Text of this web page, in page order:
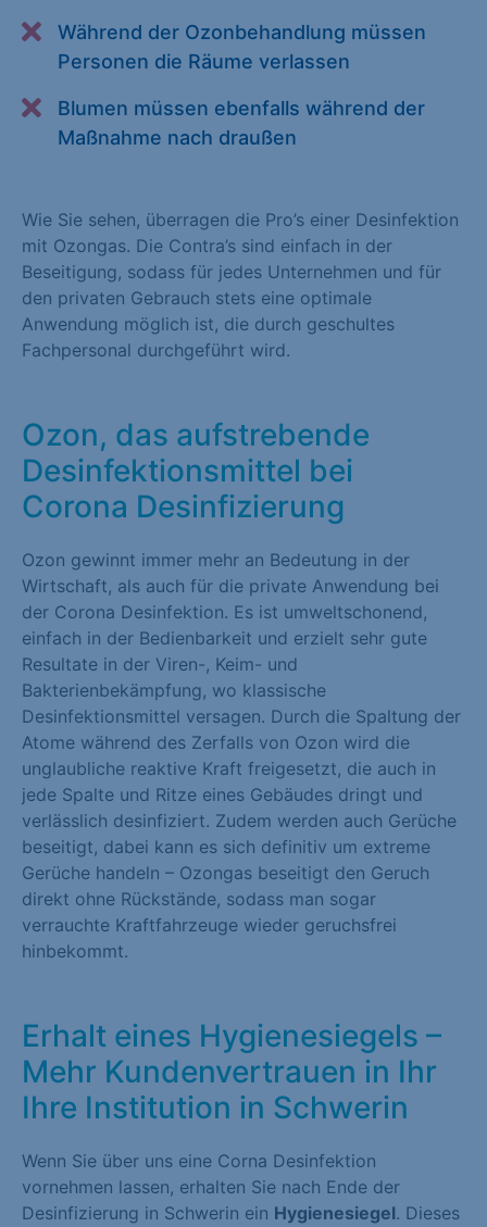
Während der Ozonbehandlung müssen
Personen die Räume verlassen
Blumen müssen ebenfalls während der
Maßnahme nach draußen
Wie Sie sehen, überragen die Pro’s einer Desinfektion
mit Ozongas. Die Contra’s sind einfach in der
Beseitigung, sodass für jedes Unternehmen und für
den privaten Gebrauch stets eine optimale
Anwendung möglich ist, die durch geschultes
Fachpersonal durchgeführt wird.
Ozon, das aufstrebende
Desinfektionsmittel bei
Corona Desinfizierung
Ozon gewinnt immer mehr an Bedeutung in der
Wirtschaft, als auch für die private Anwendung bei
der Corona Desinfektion. Es ist umweltschonend,
einfach in der Bedienbarkeit und erzielt sehr gute
Resultate in der Viren-, Keim- und
Bakterienbekämpfung, wo klassische
Desinfektionsmittel versagen. Durch die Spaltung der
Atome während des Zerfalls von Ozon wird die
unglaubliche reaktive Kraft freigesetzt, die auch in
jede Spalte und Ritze eines Gebäudes dringt und
verlässlich desinfiziert. Zudem werden auch Gerüche
beseitigt, dabei kann es sich definitiv um extreme
Gerüche handeln – Ozongas beseitigt den Geruch
direkt ohne Rückstände, sodass man sogar
verrauchte Kraftfahrzeuge wieder geruchsfrei
hinbekommt.
Erhalt eines Hygienesiegels –
Mehr Kundenvertrauen in Ihr
Ihre Institution in Schwerin
Wenn Sie über uns eine Corna Desinfektion
vornehmen lassen, erhalten Sie nach Ende der
Desinfizierung in Schwerin ein Hygienesiegel. Dieses
Alle akzeptieren Speichern
Zurück
Essenziell (1)
Cookie-Informationen anzeigen
Statistiken (1)
Statistik Cookies erfassen Informationen anonym. Diese
Informationen helfen uns zu verstehen, wie unsere Besucher
unsere Besucher unsere Website nutzen.
Cookie-Informationen anzeigen
Marketing (1)
Marketing-Cookies werden von Drittanbietern oder Publishern
verwendet, um personalisierte Werbung anzuzeigen. Sie tun
dies, indem sie Besucher über Websites hinweg verfolgen.
Cookie-Informationen anzeigen
Externe Medien (1)
Inhalte von Videoplattformen und Social-Media-Plattformen
werden standardmäßig blockiert. Wenn Cookies von externen
Medien akzeptiert werden, bedarf der Zugriff auf diese Inhalte
keiner manuellen Einwilligung mehr.
Cookie-Informationen anzeigen
Datenschutzerklärung Impressum